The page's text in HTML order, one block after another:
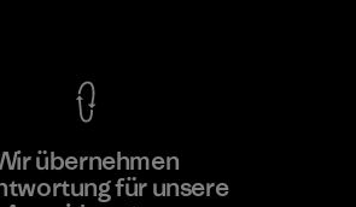
übernehmen
für unsere